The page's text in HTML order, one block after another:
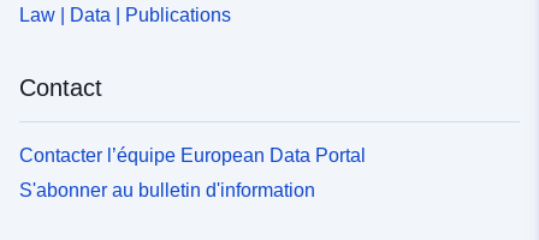
Law | Data | Publications
Contact
Contacter l’équipe European Data Portal
S'abonner au bulletin d'information